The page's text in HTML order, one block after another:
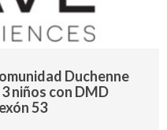
Duchenne
niños con DMD
53